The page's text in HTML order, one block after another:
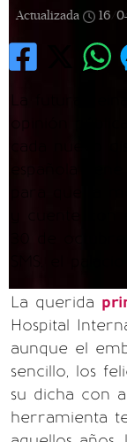
Actualizada
16/
opinión
cada nuevo
española
para que la
y cuente
30 de
SMS, el
La querida
Hospital
aunque el
sencillo, los
su dicha con
herramienta